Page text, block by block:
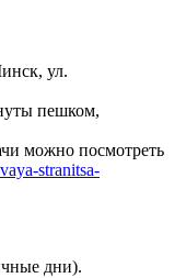
ул.
пешком,
можно посмотреть
stranitsa-
дни).